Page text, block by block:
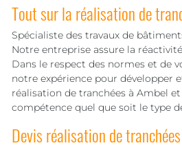
Tout sur la réalisation de
Spécialiste des travaux de
Notre entreprise assure la
Dans le respect des normes et de
notre expérience pour développer
réalisation de tranchées à Ambel
compétence quel que soit le type
Devis réalisation de